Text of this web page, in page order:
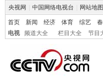
央视网 中国网络电视台 网站地图
首页 新闻 经济 体育 综艺
电视
频道大全 栏目大全 节目